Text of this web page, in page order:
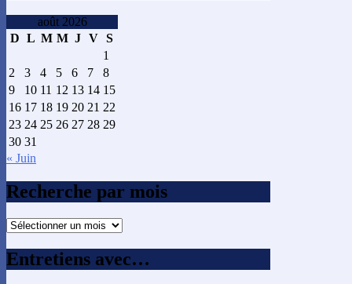
août 2026
D L M M J V S
1
2
3 4 5 6 7
8
9
10 11 12 13 14 15
16 17 18 19 20 21 22
23 24 25 26 27 28 29
30 31
« Juin
Recherche par mois
Recherche
mois
Entretiens avec…